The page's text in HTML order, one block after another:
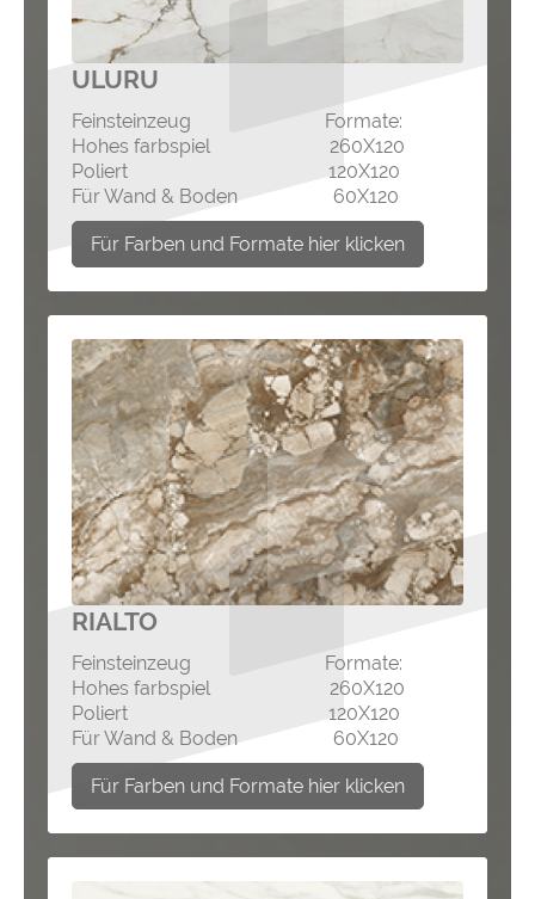
ULURU
Feinsteinzeug Formate:
Hohes farbspiel 260X120
Poliert 120X120
Für Wand & Boden 60X120
Für Farben und Formate hier klicken
RIALTO
Feinsteinzeug Formate:
Hohes farbspiel 260X120
Poliert 120X120
Für Wand & Boden 60X120
Für Farben und Formate hier klicken